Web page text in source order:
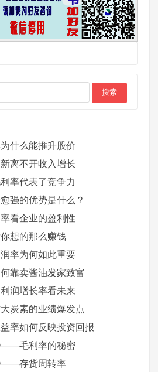
什么能推升股价
离不开收入增长
率代表了竞争力
强的优势是什么？
看企业的盈利性
想的那么赚钱
率为何如此重要
靠卖酱油发家致富
润增长率看未来
炭素的业绩爆发点
率如何反映投资回报
毛利率的秘密
存货周转率